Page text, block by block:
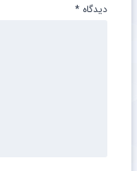
دیدگاه *